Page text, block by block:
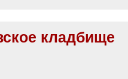
кладбище